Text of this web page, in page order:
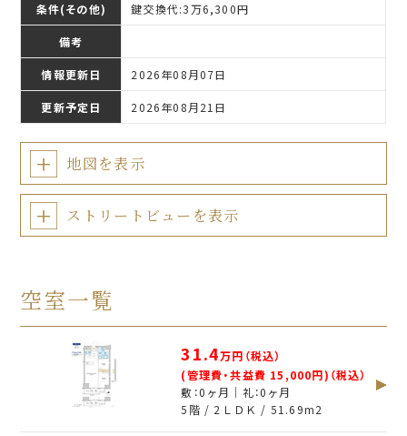
条件(その他) 鍵交換代:3万6,300円
備考
情報更新日 2026年08月07日
更新予定日 2026年08月21日
地図を表示
ストリートビューを表示
空室一覧
31.4万円（税込）
(管理費・共益費 15,000円)（税込）
敷：0ヶ月｜礼：0ヶ月
5階 / 2ＬＤＫ / 51.69m2